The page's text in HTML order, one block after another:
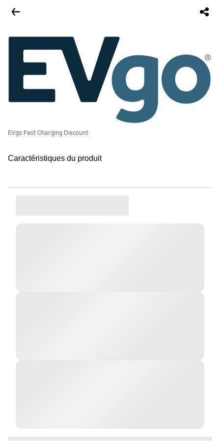
EVgo Fast Charging Discount
Caractéristiques du produit